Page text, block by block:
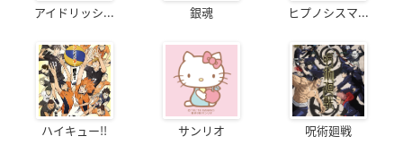
アイドリッシ... 銀魂 ヒプノシスマ...
ハイキュー!! サンリオ 呪術廻戦